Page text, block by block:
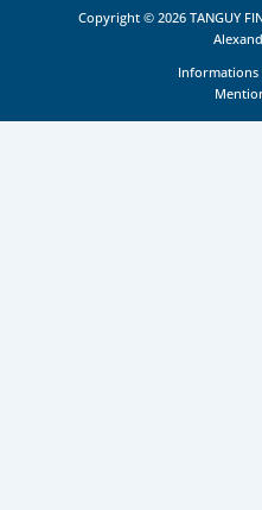
Copyright © 2026 TANGUY
Informations